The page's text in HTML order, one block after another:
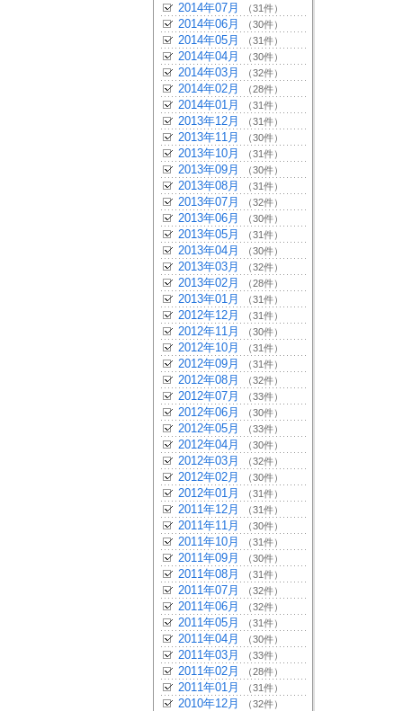
2014年07月 （31件）
2014年06月 （30件）
2014年05月 （31件）
2014年04月 （30件）
2014年03月 （32件）
2014年02月 （28件）
2014年01月 （31件）
2013年12月 （31件）
2013年11月 （30件）
2013年10月 （31件）
2013年09月 （30件）
2013年08月 （31件）
2013年07月 （32件）
2013年06月 （30件）
2013年05月 （31件）
2013年04月 （30件）
2013年03月 （32件）
2013年02月 （28件）
2013年01月 （31件）
2012年12月 （31件）
2012年11月 （30件）
2012年10月 （31件）
2012年09月 （31件）
2012年08月 （32件）
2012年07月 （33件）
2012年06月 （30件）
2012年05月 （33件）
2012年04月 （30件）
2012年03月 （32件）
2012年02月 （30件）
2012年01月 （31件）
2011年12月 （31件）
2011年11月 （30件）
2011年10月 （31件）
2011年09月 （30件）
2011年08月 （31件）
2011年07月 （32件）
2011年06月 （32件）
2011年05月 （31件）
2011年04月 （30件）
2011年03月 （33件）
2011年02月 （28件）
2011年01月 （31件）
2010年12月 （32件）